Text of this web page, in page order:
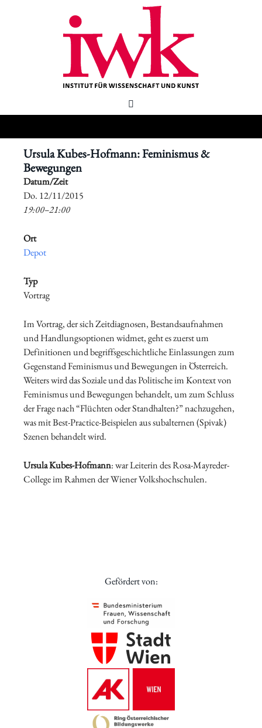
Ursula Kubes-Hofmann: Feminismus &
Bewegungen
Datum/Zeit
​Do. 12/11/2015
19:00–21:00
Ort
Depot
Typ
Vortrag
Im Vortrag, der sich Zeitdiagnosen, Bestandsaufnahmen
und Handlungsoptionen widmet, geht es zuerst um
Definitionen und begriffsgeschichtliche Einlassungen zum
Gegenstand Feminismus und Bewegungen in Österreich.
Weiters wird das Soziale und das Politische im Kontext von
Feminismus und Bewegungen behandelt, um zum Schluss
der Frage nach “Flüchten oder Standhalten?” nachzugehen,
was mit Best-Practice-Beispielen aus subalternen (Spivak)
Szenen behandelt wird.
Ursula Kubes-Hofmann: war Leiterin des Rosa-Mayreder-
College im Rahmen der Wiener Volkshochschulen.
Gefördert von: